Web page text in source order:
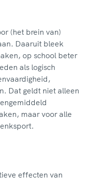
(het brein van)
Daaruit bleek
op school beter
als logisch
Dat geldt niet alleen
maar voor alle
effecten van